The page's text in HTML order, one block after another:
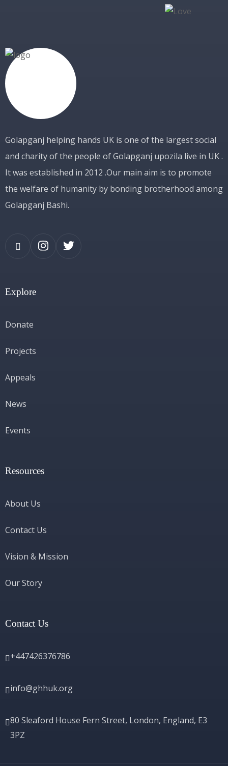
Golapganj helping hands UK is one of the largest social
and charity of the people of Golapganj upozila live in UK .
It was established in 2012 .Our main aim is to promote
the welfare of humanity by bonding brotherhood among
Golapganj Bashi.
Explore
Donate
Projects
Appeals
News
Events
Resources
About Us
Contact Us
Vision & Mission
Our Story
Contact Us
+447426376786
info@ghhuk.org
80 Sleaford House Fern Street, London, England, E3
3PZ